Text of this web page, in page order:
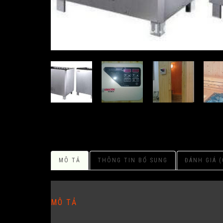
MÔ TẢ THÔNG TIN BỔ SUNG ĐÁNH GIÁ
MÔ TẢ